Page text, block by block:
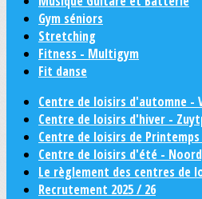
Gym séniors
Stretching
Fitness - Multigym
Fit danse
Centre de loisirs d'automne -
Centre de loisirs d'hiver -
Centre de loisirs de
Centre de loisirs d'été -
Le règlement des centres de
Recrutement 2025 / 26